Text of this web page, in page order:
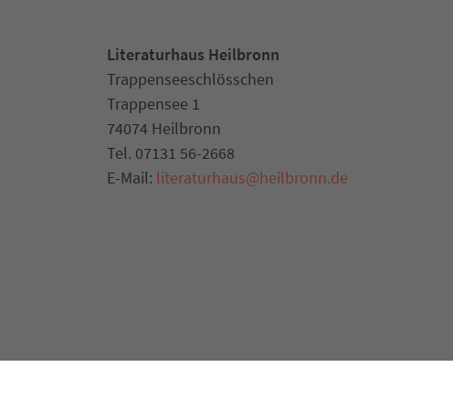
Literaturhaus Heilbronn
Trappenseeschlösschen
Trappensee 1
74074 Heilbronn
Tel. 07131 56-2668
E-Mail: literaturhaus@heilbronn.de